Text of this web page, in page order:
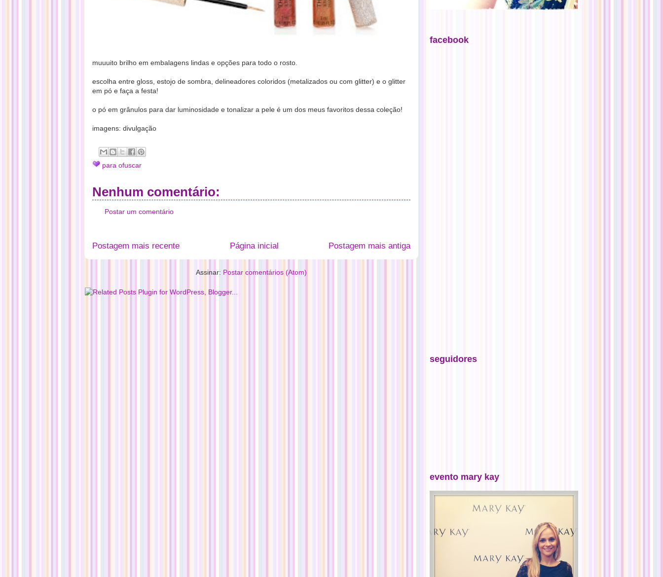
muuuito brilho em embalagens lindas e opções para todo o rosto.
escolha entre gloss, estojo de sombra, delineadores coloridos (metalizados ou com glitter) e o glitter
em pó e faça a festa!
o pó em grânulos para dar luminosidade e tonalizar a pele é um dos meus favoritos dessa coleção!
imagens: divulgação
para ofuscar
Nenhum comentário:
Postar um comentário
Postagem mais recente Postagem mais antiga
Página inicial
Assinar: Postar comentários (Atom)
facebook
seguidores
evento mary kay